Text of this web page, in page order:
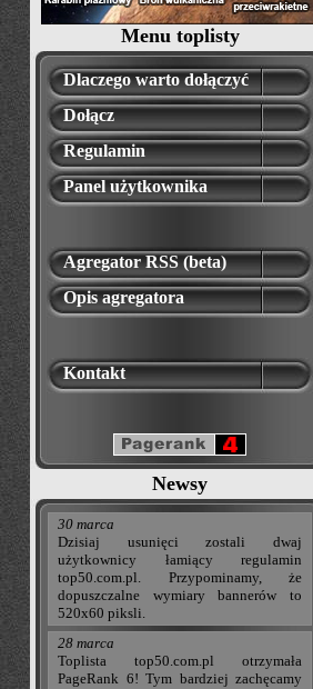
Menu toplisty
Dlaczego warto dołączyć
Dołącz
Regulamin
Panel użytkownika
Agregator RSS (beta)
Opis agregatora
Kontakt
Newsy
30 marca
Dzisiaj usunięci zostali dwaj
użytkownicy łamiący regulamin
top50.com.pl. Przypominamy, że
dopuszczalne wymiary bannerów to
520x60 piksli.
28 marca
Toplista top50.com.pl otrzymała
PageRank 6! Tym bardziej zachęcamy